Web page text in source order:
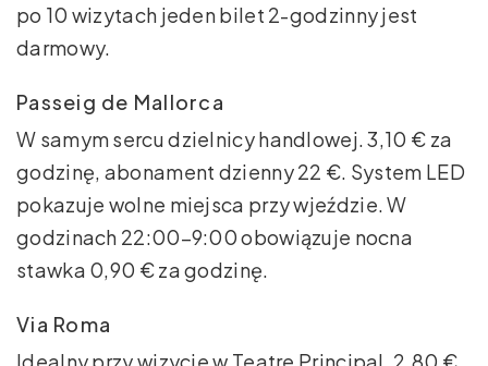
po 10 wizytach jeden bilet 2-godzinny jest
darmowy.
Passeig de Mallorca
W samym sercu dzielnicy handlowej. 3,10 € za
godzinę, abonament dzienny 22 €. System LED
pokazuje wolne miejsca przy wjeździe. W
godzinach 22:00–9:00 obowiązuje nocna
stawka 0,90 € za godzinę.
Via Roma
Idealny przy wizycie w Teatre Principal. 2,80 €